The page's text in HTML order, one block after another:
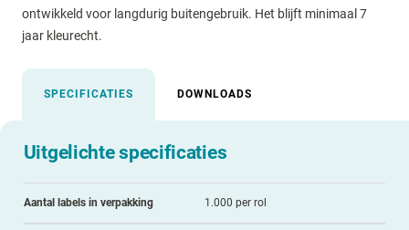
ontwikkeld voor langdurig buitengebruik. Het blijft minimaal 7
jaar kleurecht.
SPECIFICATIES DOWNLOADS
Uitgelichte specificaties
Aantal labels in verpakking 1.000 per rol